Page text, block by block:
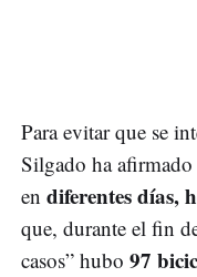
Para evitar que se
Silgado ha
en diferentes días,
que, durante el fin
casos” hubo 97